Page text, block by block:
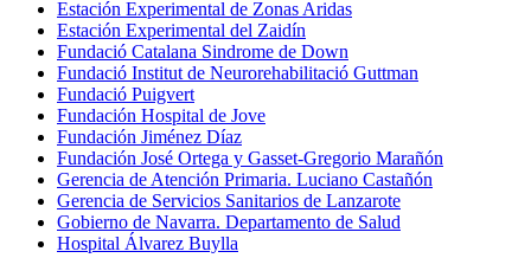
Estación Experimental de Zonas Aridas
Estación Experimental del Zaidín
Fundació Catalana Sindrome de Down
Fundació Institut de Neurorehabilitació Guttman
Fundació Puigvert
Fundación Hospital de Jove
Fundación Jiménez Díaz
Fundación José Ortega y Gasset-Gregorio Marañón
Gerencia de Atención Primaria. Luciano Castañón
Gerencia de Servicios Sanitarios de Lanzarote
Gobierno de Navarra. Departamento de Salud
Hospital Álvarez Buylla